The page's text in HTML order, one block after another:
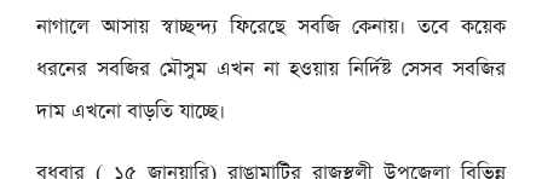
নাগালে আসায় স্বাচ্ছন্দ্য ফিরেছে সবজি কেনায়। তবে কয়েক
ধরনের সবজির মৌসুম এখন না হওয়ায় নির্দিষ্ট সেসব সবজির
দাম এখনো বাড়তি যাচ্ছে।
বুধবার ( ১৫ জানুয়ারি) রাঙামাটির রাজস্থলী উপজেলা বিভিন্ন